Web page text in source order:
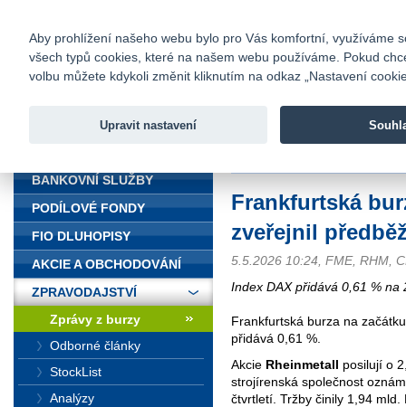
Fio banka
Fio banka
Frankfurtská
zveřejnil
5.5.2026 10:24, FME, RHM,
Index DAX přidává 0,61 % na
Frankfurtská burza na
přidává 0,61 %.
Akcie Rheinmetall posilují o
strojírenská společnost
čtvrtletí. Tržby činily 1,94
BANKOVNÍ SLUŽBY
PODÍLOVÉ FONDY
FIO DLUHOPISY
AKCIE A OBCHODOVÁNÍ
ZPRAVODAJSTVÍ
Zprávy z burzy
Odborné články
StockList
Analýzy
Aby prohlížení našeho webu bylo pro Vás komfortní, využíváme
všech typů cookies, které na našem webu používáme. Pokud
volbu můžete kdykoli změnit kliknutím na odkaz „Nastavení
Upravit nastavení